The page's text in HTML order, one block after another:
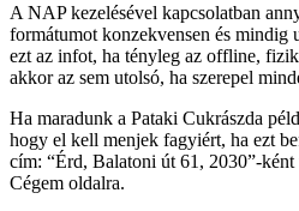
A NAP kezelésével kapcsolatban
formátumot konzekvensen és mindig
ezt az infot, ha tényleg az offline,
akkor az sem utolsó, ha szerepel
Ha maradunk a Pataki Cukrászda
hogy el kell menjek fagyiért, ha ezt
cím: “Érd, Balatoni út 61, 2030”-
Cégem oldalra.